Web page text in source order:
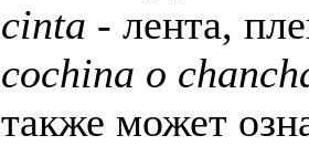
cinta - лента,
cochina o
также может